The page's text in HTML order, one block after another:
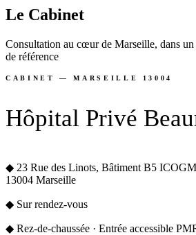
Le Cabinet
Consultation au cœur de Marseille, dans
de référence
CABINET — MARSEILLE 13004
Hôpital Privé
◆ 23 Rue des Linots, Bâtiment B5 ICOGM
13004 Marseille
◆ Sur rendez-vous
◆ Rez-de-chaussée · Entrée accessible